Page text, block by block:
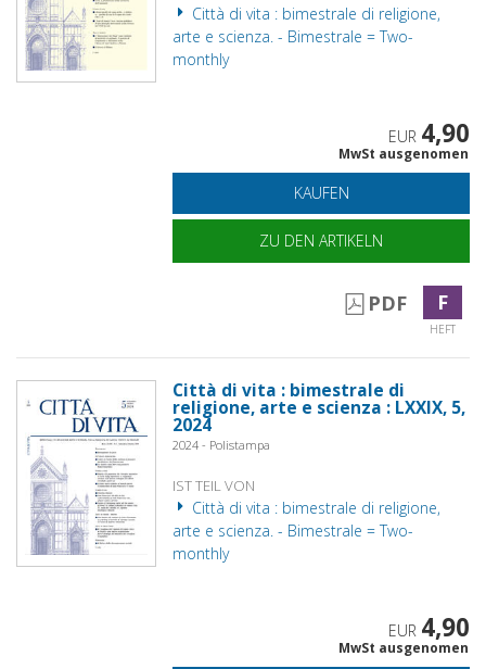
Città di vita : bimestrale di religione,
arte e scienza. - Bimestrale = Two-
monthly
EUR 4,90
MwSt ausgenomen
KAUFEN
ZU DEN ARTIKELN
PDF F
HEFT
Città di vita : bimestrale di
religione, arte e scienza : LXXIX, 5,
2024
2024 - Polistampa
IST TEIL VON
Città di vita : bimestrale di religione,
arte e scienza. - Bimestrale = Two-
monthly
EUR 4,90
MwSt ausgenomen